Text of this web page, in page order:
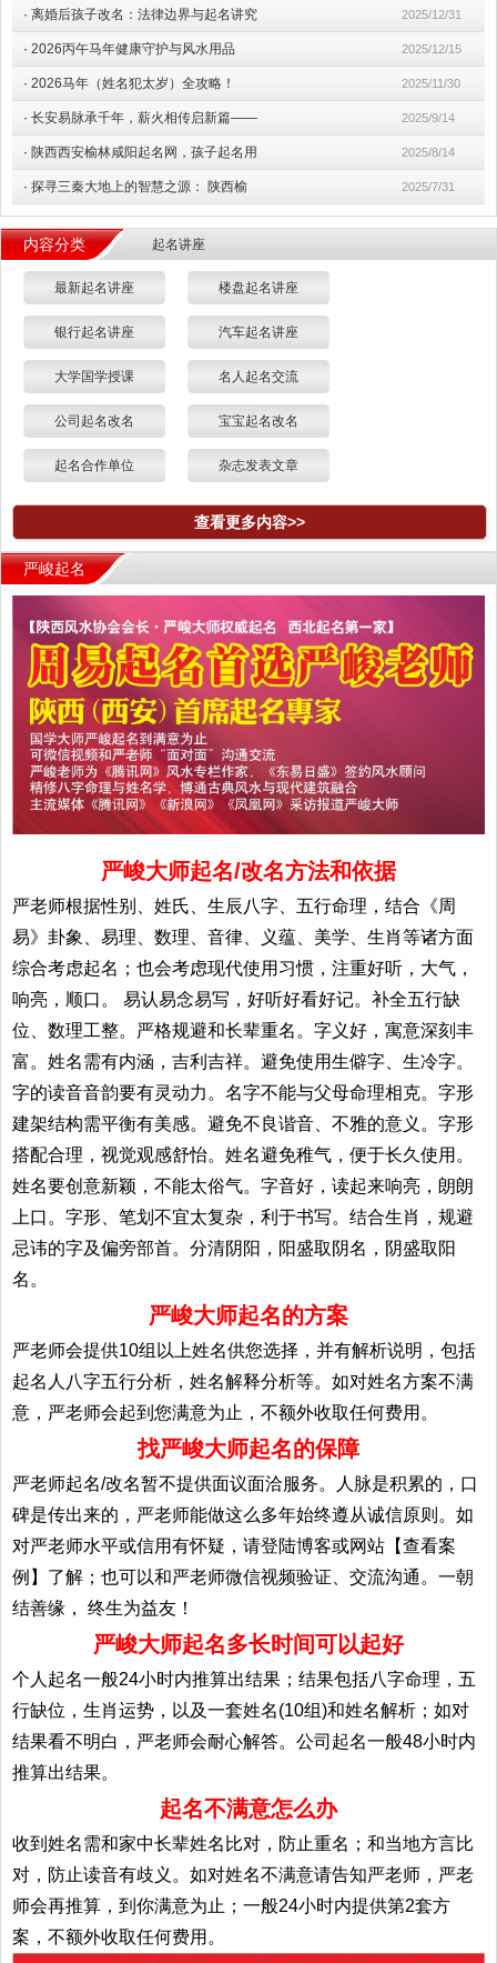
· 离婚后孩子改名：法律边界与起名讲究 2025/12/31
· 2026丙午马年健康守护与风水用品 2025/12/15
· 2026马年（姓名犯太岁）全攻略！ 2025/11/30
· 长安易脉承千年，薪火相传启新篇—— 2025/9/14
· 陕西西安榆林咸阳起名网，孩子起名用 2025/8/14
· 探寻三秦大地上的智慧之源： 陕西榆 2025/7/31
内容分类 起名讲座
最新起名讲座 楼盘起名讲座
银行起名讲座 汽车起名讲座
大学国学授课 名人起名交流
公司起名改名 宝宝起名改名
起名合作单位 杂志发表文章
查看更多内容>>
严峻起名
严峻大师起名/改名方法和依据
严老师根据性别、姓氏、生辰八字、五行命理，结合《周
易》卦象、易理、数理、音律、义蕴、美学、生肖等诸方面
综合考虑起名；也会考虑现代使用习惯，注重好听，大气，
响亮，顺口。 易认易念易写，好听好看好记。补全五行缺
位、数理工整。严格规避和长辈重名。字义好，寓意深刻丰
富。姓名需有内涵，吉利吉祥。避免使用生僻字、生冷字。
字的读音音韵要有灵动力。名字不能与父母命理相克。字形
建架结构需平衡有美感。避免不良谐音、不雅的意义。字形
搭配合理，视觉观感舒怡。姓名避免稚气，便于长久使用。
姓名要创意新颖，不能太俗气。字音好，读起来响亮，朗朗
上口。字形、笔划不宜太复杂，利于书写。结合生肖，规避
忌讳的字及偏旁部首。分清阴阳，阳盛取阴名，阴盛取阳
名。
严峻大师起名的方案
严老师会提供10组以上姓名供您选择，并有解析说明，包括
起名人八字五行分析，姓名解释分析等。如对姓名方案不满
意，严老师会起到您满意为止，不额外收取任何费用。
找严峻大师起名的保障
严老师起名/改名暂不提供面议面洽服务。人脉是积累的，口
碑是传出来的，严老师能做这么多年始终遵从诚信原则。如
对严老师水平或信用有怀疑，请登陆博客或网站【查看案
例】了解；也可以和严老师微信视频验证、交流沟通。一朝
结善缘， 终生为益友！
严峻大师起名多长时间可以起好
个人起名一般24小时内推算出结果；结果包括八字命理，五
行缺位，生肖运势，以及一套姓名(10组)和姓名解析；如对
结果看不明白，严老师会耐心解答。公司起名一般48小时内
推算出结果。
起名不满意怎么办
收到姓名需和家中长辈姓名比对，防止重名；和当地方言比
对，防止读音有歧义。如对姓名不满意请告知严老师，严老
师会再推算，到你满意为止；一般24小时内提供第2套方
案，不额外收取任何费用。